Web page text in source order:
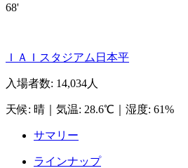
68'
ＩＡＩスタジアム日本平
入場者数: 14,034人
天候: 晴 気温: 28.6℃ 湿度: 61%
サマリー
ラインナップ